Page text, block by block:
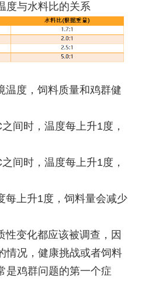
度与水料比的关系
温度，饲料质量和鸡群健
间时，温度每上升1度，
间时，温度每上升1度，
每上升1度，饲料量会减少
性变化都应该被调查，因
情况，健康挑战或者饲料
是鸡群问题的第一个症